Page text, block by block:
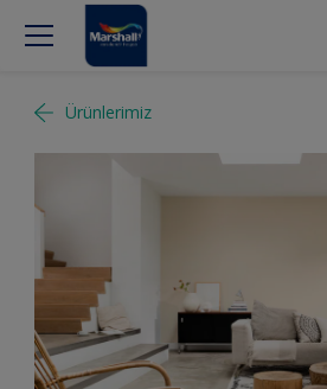
Ürünlerimiz